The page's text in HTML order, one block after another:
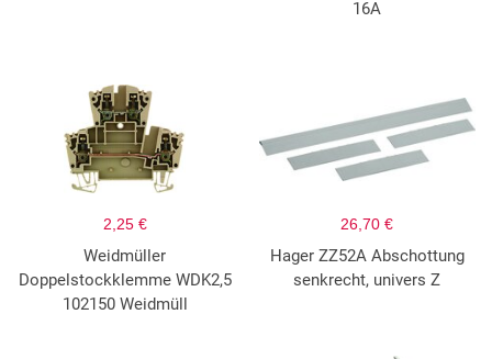
16A
2,25 €
Weidmüller
Doppelstockklemme WDK2,5
102150 Weidmüll
26,70 €
Hager ZZ52A Abschottung
senkrecht, univers Z